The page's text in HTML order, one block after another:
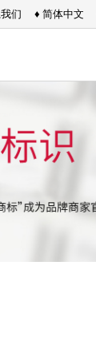
们 ♦ 简体中文